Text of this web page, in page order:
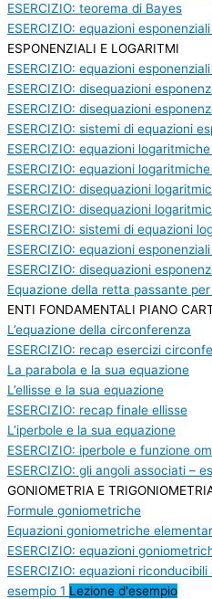
ESERCIZIO: teorema di Bayes
ESERCIZIO: equazioni esponenziali
ESPONENZIALI E LOGARITMI
ESERCIZIO: equazioni
ESERCIZIO: disequazioni
ESERCIZIO: disequazioni
ESERCIZIO: sistemi di equazioni
ESERCIZIO: equazioni logaritmiche
ESERCIZIO: equazioni
ESERCIZIO: disequazioni
ESERCIZIO: disequazioni
ESERCIZIO: sistemi di equazioni
ESERCIZIO: equazioni
ESERCIZIO: disequazioni
Equazione della retta passante
ENTI FONDAMENTALI PIANO
L’equazione della circonferenza
ESERCIZIO: recap esercizi
La parabola e la sua equazione
L’ellisse e la sua equazione
ESERCIZIO: recap finale ellisse
L’iperbole e la sua equazione
ESERCIZIO: iperbole e funzione
ESERCIZIO: gli angoli associati –
GONIOMETRIA E
Formule goniometriche
Equazioni goniometriche
ESERCIZIO: equazioni
ESERCIZIO: equazioni
esempio 1 Lezione d'esempio